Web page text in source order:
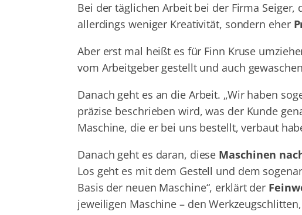
Bei der täglichen Arbeit bei der Firma
allerdings weniger Kreativität, sondern eher
Aber erst mal heißt es für Finn Kruse
vom Arbeitgeber gestellt und auch
Danach geht es an die Arbeit. „Wir haben
präzise beschrieben wird, was der Kunde
Maschine, die er bei uns bestellt, verbaut
Danach geht es daran, diese Maschinen
Los geht es mit dem Gestell und dem
Basis der neuen Maschine“, erklärt der
jeweiligen Maschine – den